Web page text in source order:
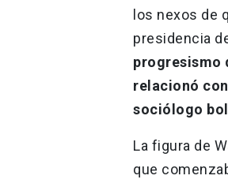
los nexos de
presidencia
progresismo
relacionó
sociólogo
La figura de
que